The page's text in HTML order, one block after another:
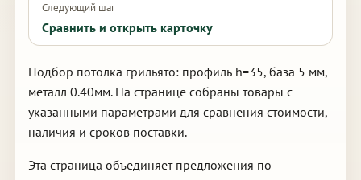
Следующий шаг
Сравнить и открыть карточку
Подбор потолка грильято: профиль h=35, база 5 мм,
металл 0.40мм. На странице собраны товары с
указанными параметрами для сравнения стоимости,
наличия и сроков поставки.
Эта страница объединяет предложения по